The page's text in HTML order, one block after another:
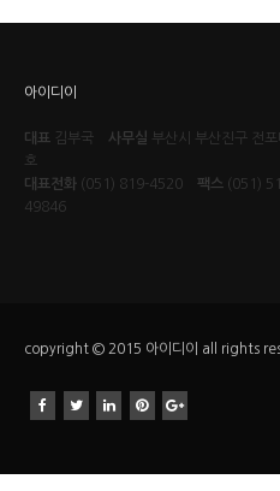
아이디이
대표 김부국 사무실 부산시 부산진구 전
호
대표전화 (051) 819-4520 팩스 (051)
49846
copyright © 2015 아이디이 all rights